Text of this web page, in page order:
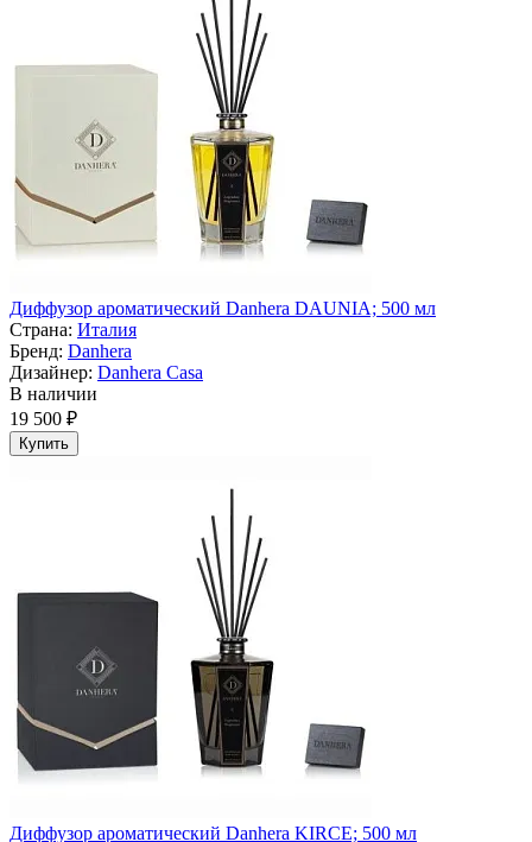
Диффузор ароматический Danhera DAUNIA; 500 мл
Страна: Италия
Бренд: Danhera
Дизайнер: Danhera Casa
В наличии
19 500 ₽
Купить
Диффузор ароматический Danhera KIRCE; 500 мл